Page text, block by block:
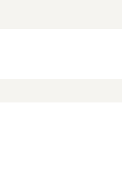
d'Anj...